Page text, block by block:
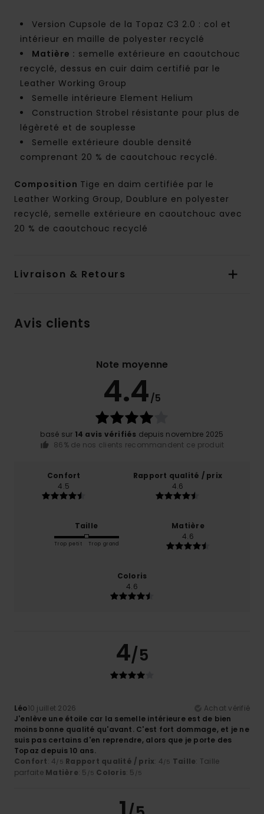
Version Cupsole de la Topaz C3 2.0 : col et
intérieur en maille de polyester recyclé
Matière : semelle extérieure en caoutchouc
recyclé, dessus en cuir daim certifié par le
Leather Working Group
Semelle intérieure Element Helium
Construction Strobel résistante pour plus de
légèreté et de souplesse
Semelle extérieure double densité
comprenant 20 % de caoutchouc recyclé.
Composition Tige en daim certifiée par le
Leather Working Group, Doublure en polyester
recyclé, semelle extérieure en caoutchouc avec
20 % de caoutchouc recyclé
Livraison & Retours
Avis clients
Note moyenne
4.4/5
basé sur 14 avis vérifiés depuis novembre 2025
86% de nos clients recommandent ce produit
Confort
4.5
Rapport qualité / prix
4.6
Taille
Trop petit Trop grand
Matière
4.6
Coloris
4.6
4/5
Léo10 juillet 2026
Achat vérifié
J'enlève une étoile car la semelle intérieure est de bien
moins bonne qualité qu'avant. C'est fort dommage, et je ne
suis pas certains d'en reprendre, alors que je porte des
Topaz depuis 10 ans.
Confort: 4 /5 Rapport qualité / prix: 4 /5 Taille: Taille
parfaite Matière: 5 /5 Coloris: 5 /5